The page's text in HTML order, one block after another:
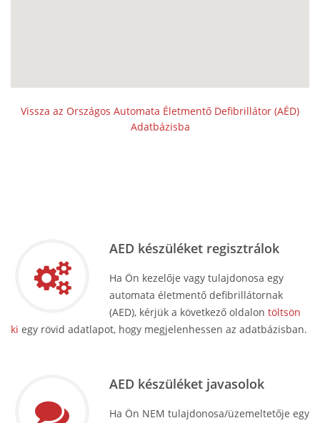
Vissza az Országos Automata Életmentő Defibrillátor (AÉD)
Adatbázisba
AED készüléket regisztrálok
Ha Ön kezelője vagy tulajdonosa egy
automata életmentő defibrillátornak
(AED), kérjük a következő oldalon töltsön
ki egy rövid adatlapot, hogy megjelenhessen az adatbázisban.
AED készüléket javasolok
Ha Ön NEM tulajdonosa/üzemeltetője egy